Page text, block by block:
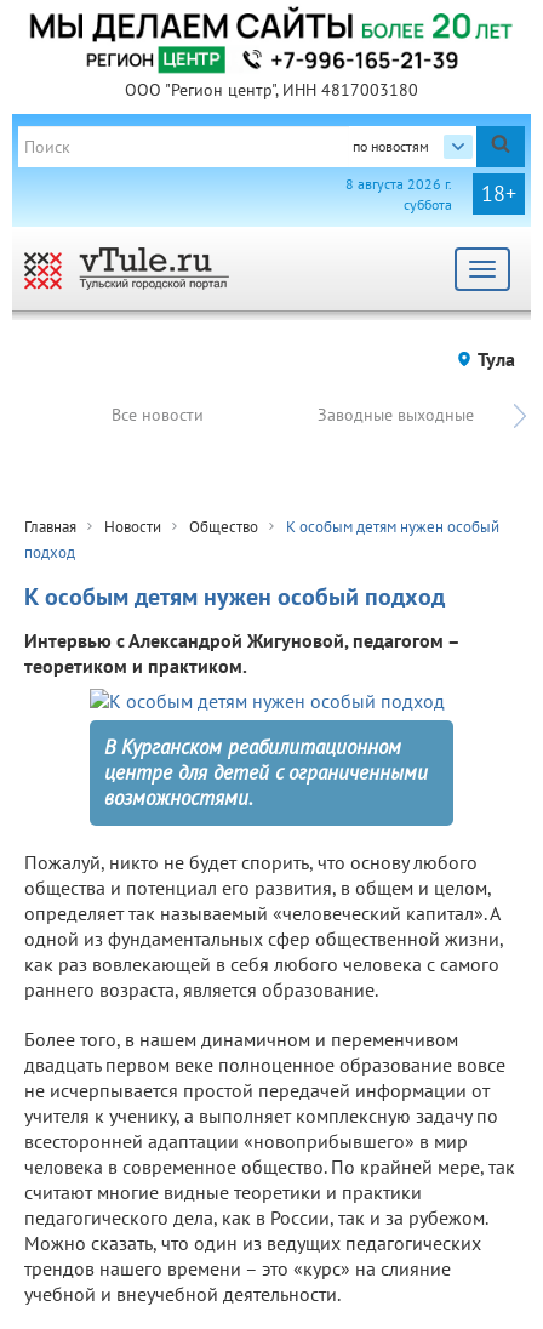
ООО "Регион центр", ИНН 4817003180
по новостям
18+
8 августа 2026 г.
суббота
Toggle
Тула
Все новости Заводные выходные
Главная Новости Общество
К особым детям нужен особый
подход
К особым детям нужен особый подход
Интервью с Александрой Жигуновой, педагогом –
теоретиком и практиком.
В Курганском реабилитационном
центре для детей с ограниченными
возможностями.
Пожалуй, никто не будет спорить, что основу любого
общества и потенциал его развития, в общем и целом,
определяет так называемый «человеческий капитал». А
одной из фундаментальных сфер общественной жизни,
как раз вовлекающей в себя любого человека с самого
раннего возраста, является образование.
Более того, в нашем динамичном и переменчивом
двадцать первом веке полноценное образование вовсе
не исчерпывается простой передачей информации от
учителя к ученику, а выполняет комплексную задачу по
всесторонней адаптации «новоприбывшего» в мир
человека в современное общество. По крайней мере, так
считают многие видные теоретики и практики
педагогического дела, как в России, так и за рубежом.
Можно сказать, что один из ведущих педагогических
трендов нашего времени – это «курс» на слияние
учебной и внеучебной деятельности.